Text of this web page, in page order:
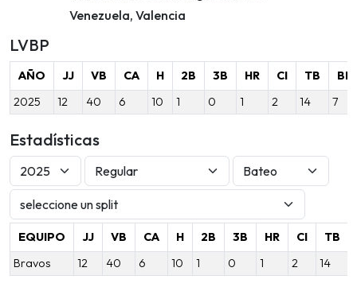
Venezuela, Valencia
LVBP
AÑO JJ VB CA H 2B 3B HR CI TB
BB
2025
12 40 6 10 1 0 1 2 14 7
Estadísticas
EQUIPO JJ VB CA H 2B 3B HR CI
TB
Bravos
12 40 6 10 1 0 1 2 14